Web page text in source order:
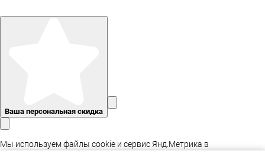
Ваша персональная скидка
Мы используем файлы cookie и сервис Янд.Метрика в